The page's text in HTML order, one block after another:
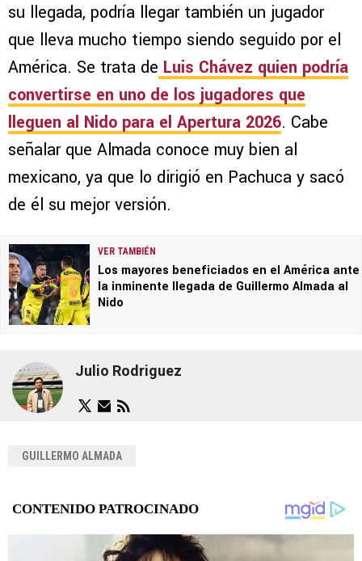
su llegada, podría llegar también un jugador
que lleva mucho tiempo siendo seguido por el
América. Se trata de Luis Chávez quien podría
convertirse en uno de los jugadores que
lleguen al Nido para el Apertura 2026. Cabe
señalar que Almada conoce muy bien al
mexicano, ya que lo dirigió en Pachuca y sacó
de él su mejor versión.
VER TAMBIÉN
Los mayores beneficiados en el América ante
la inminente llegada de Guillermo Almada al
Nido
Julio Rodriguez
GUILLERMO ALMADA